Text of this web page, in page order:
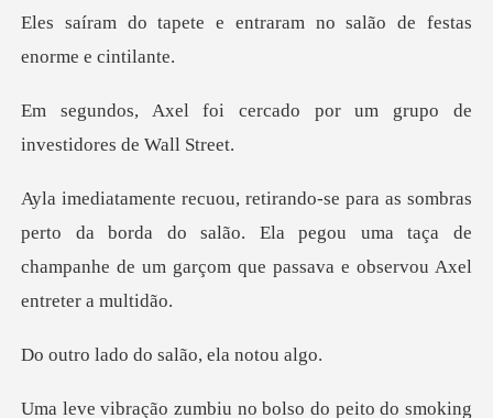
entraram no salão de fes
rcado por um grupo de
in
rto da borda do salão. Ela pegou uma taça de
champanhe de
do salão, el
mbiu no bolso do pei